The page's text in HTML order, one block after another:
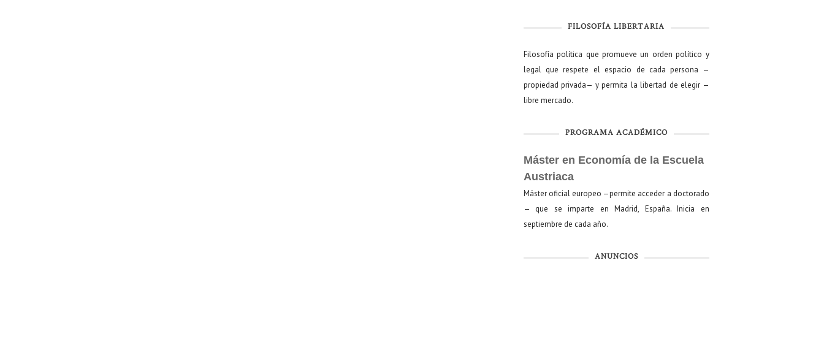
FILOSOFÍA LIBERTARIA
Filosofía política que promueve un orden político y
legal que respete el espacio de cada persona —
propiedad privada— y permita la libertad de elegir —
libre mercado.
PROGRAMA ACADÉMICO
Máster en Economía de la Escuela
Austriaca
Máster oficial europeo —permite acceder a doctorado
— que se imparte en Madrid, España. Inicia en
septiembre de cada año.
ANUNCIOS